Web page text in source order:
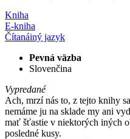
Kniha
E-kniha
Čítanáiný jazyk
Pevná väzba
Slovenčina
Vypredané
Ach, mrzí nás to, z tejto knihy
nemáme ju na sklade my ani
mať šťastie v niektorých iných
posledné kusy.